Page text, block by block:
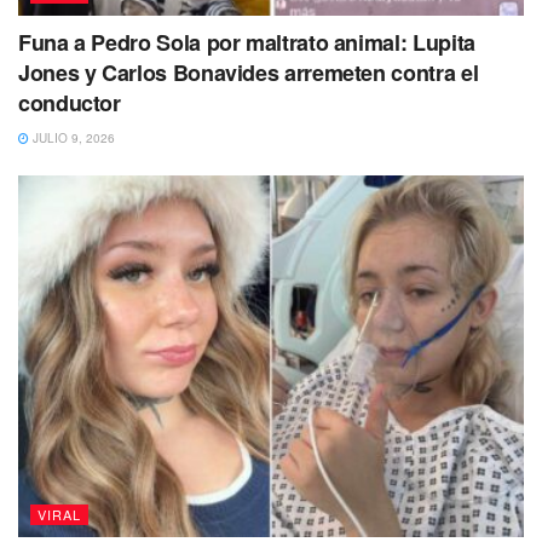
“Lamentablemente, debido a las graves
heridas sufridas por el ataque, perdió el pie
derecho. Actualmente se encuentra en el
hospital y está esperando una segunda
cirugía que se realizará a finales de esta
semana. Tiene el ánimo alto y ha aceptado
su lesión”, compartió.
Funa a Pedro Sola por maltrato animal: Lupita
Jones y Carlos Bonavides arremeten contra el
conductor
JULIO 9, 2026
VIRAL